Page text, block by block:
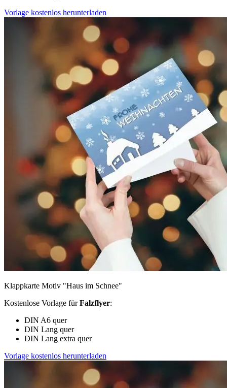
Vorlage kostenlos herunterladen
Klappkarte Motiv "Haus im Schnee"
Kostenlose Vorlage fürFalzflyer:
DIN A6 quer
DIN Lang quer
DIN Lang extra quer
Vorlage kostenlos herunterladen